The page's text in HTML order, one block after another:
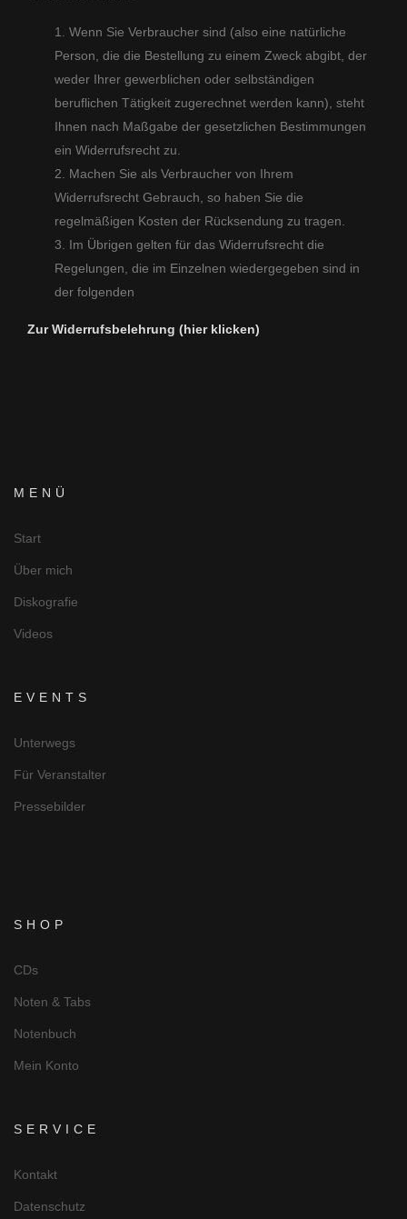
Wenn Sie Verbraucher sind (also eine natürliche
Person, die die Bestellung zu einem Zweck abgibt, der
weder Ihrer gewerblichen oder selbständigen
beruflichen Tätigkeit zugerechnet werden kann), steht
Ihnen nach Maßgabe der gesetzlichen Bestimmungen
ein Widerrufsrecht zu.
Machen Sie als Verbraucher von Ihrem
Widerrufsrecht Gebrauch, so haben Sie die
regelmäßigen Kosten der Rücksendung zu tragen.
Im Übrigen gelten für das Widerrufsrecht die
Regelungen, die im Einzelnen wiedergegeben sind in
der folgenden
Zur Widerrufsbelehrung (hier klicken)
MENÜ
Start
Über mich
Diskografie
Videos
EVENTS
Unterwegs
Für Veranstalter
Pressebilder
SHOP
CDs
Noten & Tabs
Notenbuch
Mein Konto
SERVICE
Kontakt
Datenschutz